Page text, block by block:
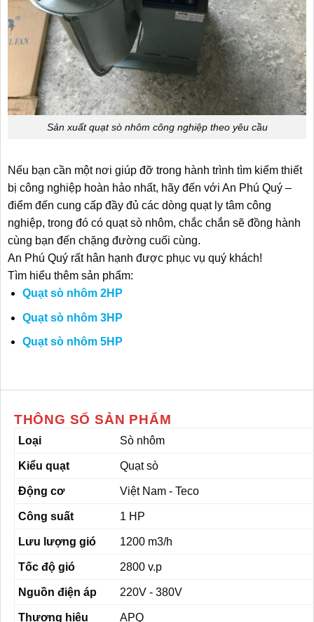
Sản xuất quạt sò nhôm công nghiệp theo yêu cầu
Nếu bạn cần một nơi giúp đỡ trong hành trình tìm kiếm thiết
bị công nghiệp hoàn hảo nhất, hãy đến với An Phú Quý –
điểm đến cung cấp đầy đủ các dòng quạt ly tâm công
nghiệp, trong đó có quạt sò nhôm, chắc chắn sẽ đồng hành
cùng bạn đến chặng đường cuối cùng.
An Phú Quý rất hân hạnh được phục vụ quý khách!
Tìm hiểu thêm sản phẩm:
Quạt sò nhôm 2HP
Quạt sò nhôm 3HP
Quạt sò nhôm 5HP
THÔNG SỐ SẢN PHẨM
Loại Sò nhôm
Kiểu quạt Quạt sò
Động cơ Việt Nam - Teco
Công suất 1 HP
Lưu lượng gió 1200 m3/h
Tốc độ gió 2800 v.p
Nguồn điện áp 220V - 380V
Thương hiệu APQ